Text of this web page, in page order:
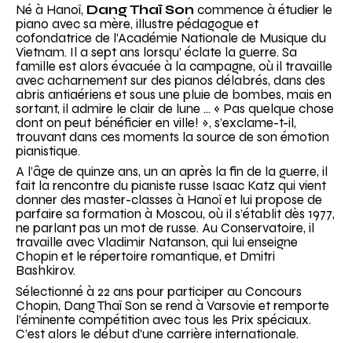
Né à Hanoï, Dang Thaï Son commence à étudier le
piano avec sa mère, illustre pédagogue et
cofondatrice de l’Académie Nationale de Musique du
Vietnam. Il a sept ans lorsqu’ éclate la guerre. Sa
famille est alors évacuée à la campagne, où il travaille
avec acharnement sur des pianos délabrés, dans des
abris antiaériens et sous une pluie de bombes, mais en
sortant, il admire le clair de lune … « Pas quelque chose
dont on peut bénéficier en ville! », s’exclame-t-il,
trouvant dans ces moments la source de son émotion
pianistique.
A l’âge de quinze ans, un an après la fin de la guerre, il
fait la rencontre du pianiste russe Isaac Katz qui vient
donner des master-classes à Hanoï et lui propose de
parfaire sa formation à Moscou, où il s’établit dès 1977,
ne parlant pas un mot de russe. Au Conservatoire, il
travaille avec Vladimir Natanson, qui lui enseigne
Chopin et le répertoire romantique, et Dmitri
Bashkirov.
Sélectionné à 22 ans pour participer au Concours
Chopin, Dang Thaï Son se rend à Varsovie et remporte
l’éminente compétition avec tous les Prix spéciaux.
C’est alors le début d’une carrière internationale.